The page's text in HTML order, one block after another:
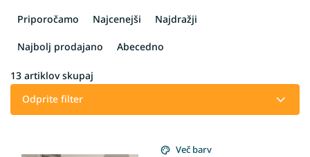
š
Priporočamo Najcenejši Najdražji
Najbolj prodajano Abecedno
13 artiklov skupaj
Odprite filter
Več barv